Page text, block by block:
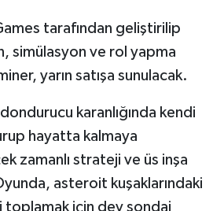
tarafından geliştirilip
simülasyon ve rol yapma
yarın satışa sunulacak.
karanlığında kendi
hayatta kalmaya
zamanlı strateji ve üs inşa
asteroit kuşaklarındaki
toplamak için dev sondaj